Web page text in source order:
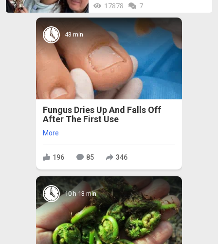
17878 7
43 min
Fungus Dries Up And Falls Off
After The First Use
More
196 85 346
10 h 13 min